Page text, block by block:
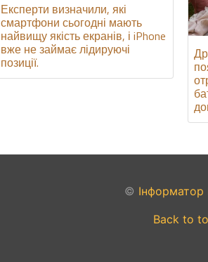
Експерти визначили, які
смартфони сьогодні мають
найвищу якість екранів, і iPhone
вже не займає лідируючі
позиції.
©
Back to